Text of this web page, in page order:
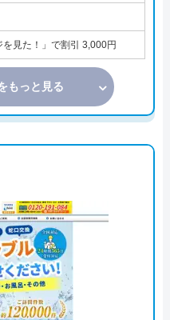
を見た！」で割引 3,000円
もっと見る